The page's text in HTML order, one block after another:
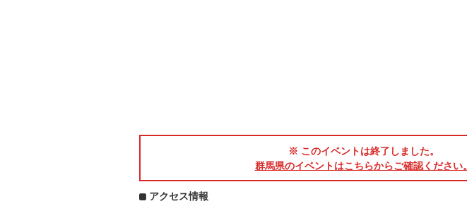
※ このイベントは終了しました。
群馬県のイベントはこちらからご確認ください。
アクセス情報